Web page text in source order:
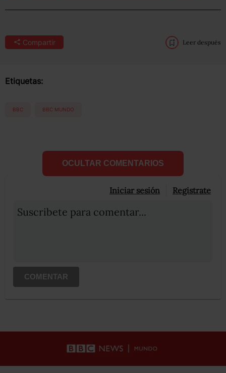
Compartir Leer después
Etiquetas:
BBC BBC MUNDO
OCULTAR COMENTARIOS
Iniciar sesión Registrate
Suscribete para comentar...
COMENTAR